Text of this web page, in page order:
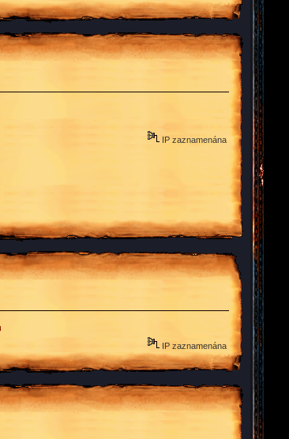
IP zaznamenána
IP zaznamenána